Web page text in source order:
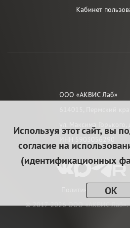
Кабинет
ООО «АКВИС Лаб»
Политика
© 2017-2026 ООО «АКВИС Лаб».
Используя этот сайт, вы
согласие на
(идентификационных
OK